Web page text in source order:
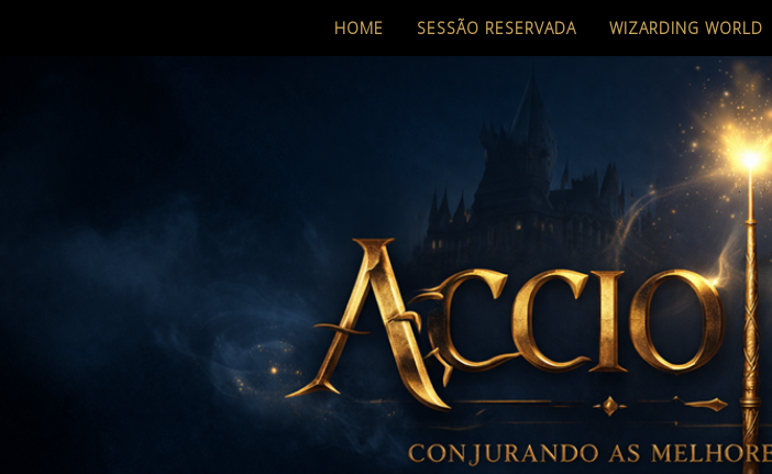
HOME SESSÃO RESERVADA WIZARDING WORLD